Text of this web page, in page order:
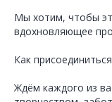
Мы хотим, чтобы
вдохновляющее
Как
Ждём каждого из